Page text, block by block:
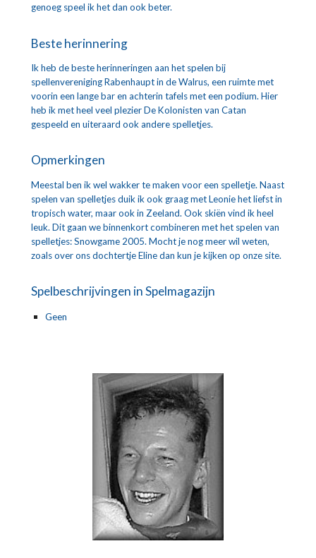
genoeg speel ik het dan ook beter.
Beste herinnering
Ik heb de beste herinneringen aan het spelen bij
spellenvereniging Rabenhaupt in de Walrus, een ruimte met
voorin een lange bar en achterin tafels met een podium. Hier
heb ik met heel veel plezier De Kolonisten van Catan
gespeeld en uiteraard ook andere spelletjes.
Opmerkingen
Meestal ben ik wel wakker te maken voor een spelletje. Naast
spelen van spelletjes duik ik ook graag met Leonie het liefst in
tropisch water, maar ook in Zeeland. Ook skiën vind ik heel
leuk. Dit gaan we binnenkort combineren met het spelen van
spelletjes: Snowgame 2005. Mocht je nog meer wil weten,
zoals over ons dochtertje Eline dan kun je kijken op onze site.
Spelbeschrijvingen in Spelmagazijn
Geen